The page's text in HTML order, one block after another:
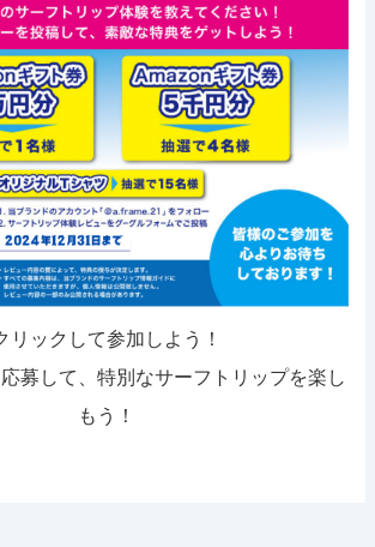
リックして参加しよう！
募して、特別なサーフトリップを楽し
もう！